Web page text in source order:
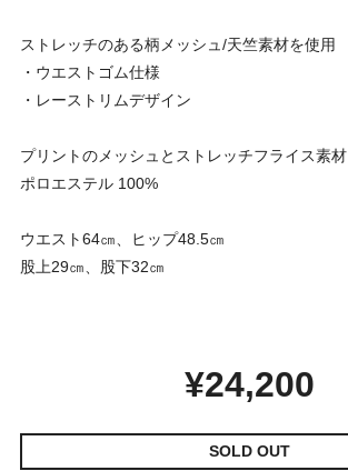
ストレッチのある柄メッシュ/天竺素材を使用
・ウエストゴム仕様
・レーストリムデザイン
プリントのメッシュとストレッチフライス素材
ポロエステル 100%
ウエスト64㎝、ヒップ48.5㎝
股上29㎝、股下32㎝
¥24,200
SOLD OUT